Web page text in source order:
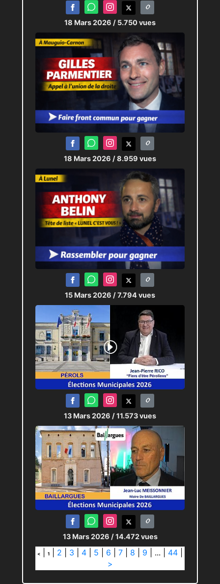
18 Mars 2026 / 5.750 vues
18 Mars 2026 / 8.959 vues
15 Mars 2026 / 7.794 vues
13 Mars 2026 / 11.573 vues
13 Mars 2026 / 14.472 vues
< 1 2 3 4 5 6 7 8 9 ... 44
>